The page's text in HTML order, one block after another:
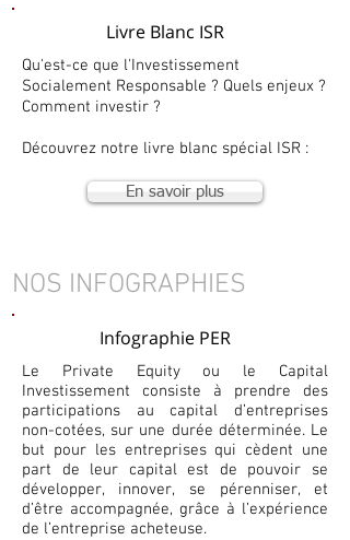
Livre Blanc ISR
Qu'est-ce que l'Investissement
Socialement Responsable ? Quels enjeux ?
Comment investir ?
Découvrez notre livre blanc spécial ISR :
En savoir plus
NOS INFOGRAPHIES
Infographie PER
Le Private Equity ou le Capital
Investissement consiste à prendre des
participations au capital d’entreprises
non-cotées, sur une durée déterminée. Le
but pour les entreprises qui cèdent une
part de leur capital est de pouvoir se
développer, innover, se pérenniser, et
d’être accompagnée, grâce à l’expérience
de l’entreprise acheteuse.